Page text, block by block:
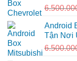
mọi
cung
đường
xem
Youtube
Geely
EX2
tại
Quận
Gò
xem
YouTube
Android
Tận Nơi